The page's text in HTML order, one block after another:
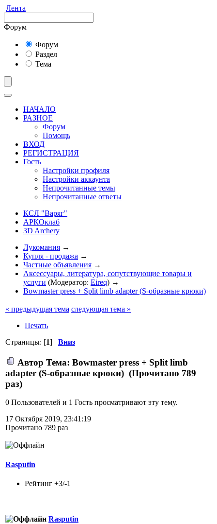
Лента
Форум
Форум
Раздел
Тема
НАЧАЛО
РАЗНОЕ
Форум
Помощь
ВХОД
РЕГИСТРАЦИЯ
Гость
Настройки профиля
Настройки аккаунта
Непрочитанные темы
Непрочитанные ответы
КСЛ "Варяг"
АРКОклаб
3D Archery
Лукомания →
Купля - продажа →
Частные объявления →
Аксессуары, литература, сопутствующие товары и
услуги (Модератор: Eireq) →
Bowmaster press + Split limb adapter (S-образные крюки)
« предыдущая тема следующая тема »
Печать
Страницы: [1] Вниз
Автор Тема: Bowmaster press + Split limb
adapter (S-образные крюки) (Прочитано 789
раз)
0 Пользователей и 1 Гость просматривают эту тему.
17 Октября 2019, 23:41:19
Прочитано 789 раз
Rasputin
Рейтинг +3/-1
Rasputin